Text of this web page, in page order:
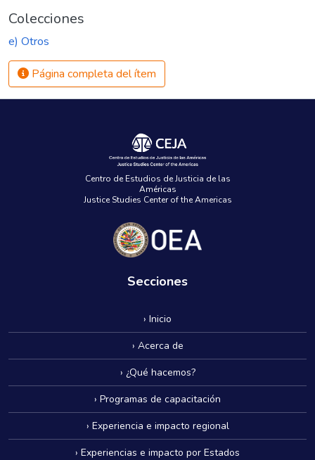
Colecciones
e) Otros
Página completa del ítem
Centro de Estudios de Justicia de las
Américas
Justice Studies Center of the Americas
Secciones
› Inicio
› Acerca de
› ¿Qué hacemos?
› Programas de capacitación
› Experiencia e impacto regional
› Experiencias e impacto por Estados